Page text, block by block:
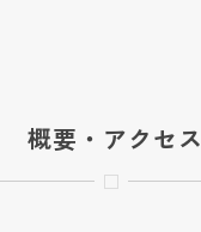
概要・アクセス